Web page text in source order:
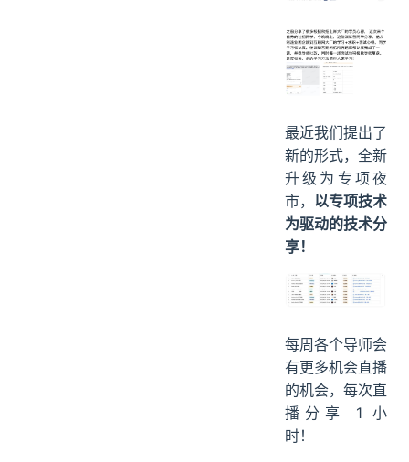
最近我们提出了
新的形式，全新
升级为专项夜
市， 以专项技术
为驱动的技术分
享！
每周各个导师会
有更多机会直播
的机会，每次直
播分享 1 小
时！